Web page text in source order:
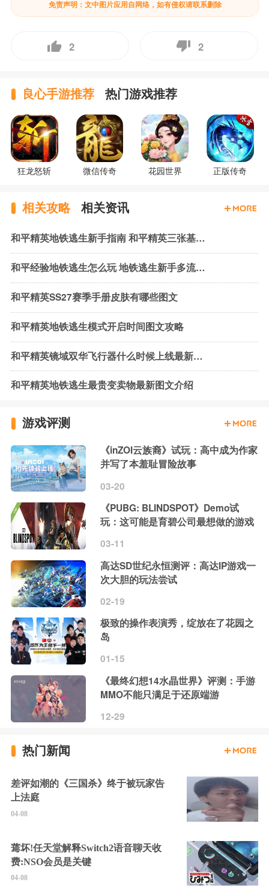
免责声明：文中图片应用自网络，如有侵权请联系删除
2 2
良心手游推荐 热门游戏推荐
狂龙怒斩 微信传奇 花园世界 正版传奇
相关攻略 相关资讯
和平精英地铁逃生新手指南 和平精英三张基础地图玩法简介
和平经验地铁逃生怎么玩 地铁逃生新手多流派装备组合推荐
和平精英SS27赛季手册皮肤有哪些图文
和平精英地铁逃生模式开启时间图文攻略
和平精英镜域双华飞行器什么时候上线最新查询
和平精英地铁逃生最贵变卖物最新图文介绍
游戏评测
《inZOI云族裔》试玩：高中成为作家
并写了本羞耻冒险故事
03-20
《PUBG: BLINDSPOT》Demo试
玩：这可能是育碧公司最想做的游戏
03-11
高达SD世纪永恒测评：高达IP游戏一
次大胆的玩法尝试
02-19
极致的操作表演秀，绽放在了花园之
岛
01-15
《最终幻想14水晶世界》评测：手游
MMO不能只满足于还原端游
12-29
热门新闻
差评如潮的《三国杀》终于被玩家告
上法庭
04-08
蔫坏!任天堂解释Switch2语音聊天收
费:NSO会员是关键
04-08